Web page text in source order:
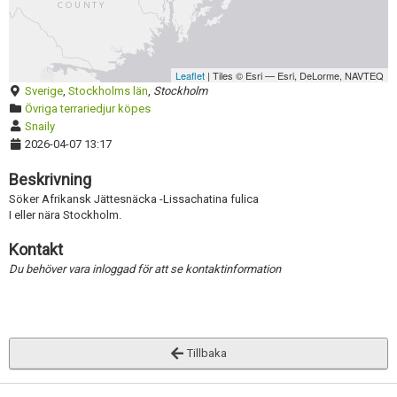
Leaflet | Tiles © Esri — Esri, DeLorme, NAVTEQ
Sverige, Stockholms län, Stockholm
Övriga terrariedjur köpes
Snaily
2026-04-07 13:17
Beskrivning
Söker Afrikansk Jättesnäcka -Lissachatina fulica
I eller nära Stockholm.
Kontakt
Du behöver vara inloggad för att se kontaktinformation
Tillbaka
Aktivera annons
Inaktivera annons
Radera annons